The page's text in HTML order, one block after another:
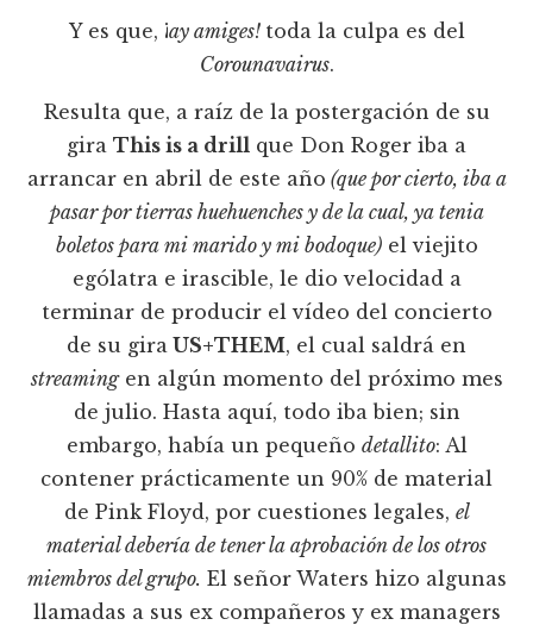
Y es que, ¡ay amiges! toda la culpa es del
Corounavairus.
Resulta que, a raíz de la postergación de su
gira This is a drill que Don Roger iba a
arrancar en abril de este año (que por cierto, iba a
pasar por tierras huehuenches y de la cual, ya tenia
boletos para mi marido y mi bodoque)el viejito
ególatra e irascible, le dio velocidad a
terminar de producir el vídeo del concierto
de su gira US+THEM, el cual saldrá en
streamingen algún momento del próximo mes
de julio. Hasta aquí, todo iba bien; sin
embargo, había un pequeño detallito: Al
contener prácticamente un 90% de material
de Pink Floyd, por cuestiones legales, el
material debería de tener la aprobación de los otros
miembros del grupo. El señor Waters hizo algunas
llamadas a sus ex compañeros y ex managers